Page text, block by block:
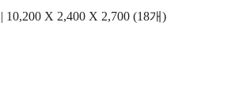
10,200 X 2,400 X 2,700 (18개)